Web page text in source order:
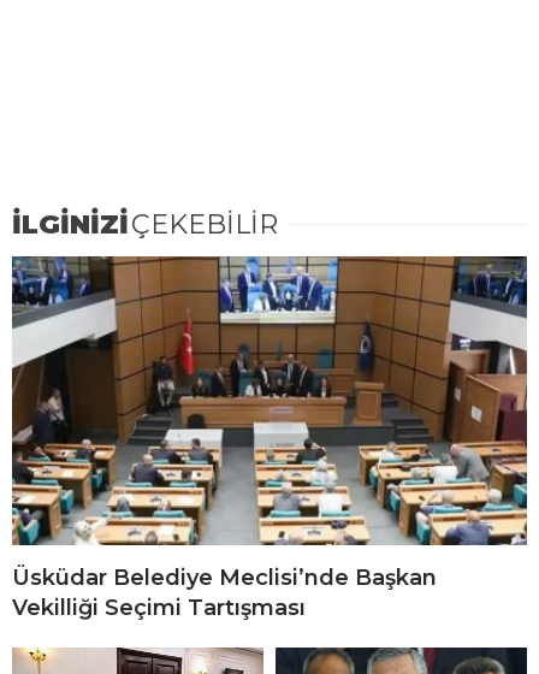
İLGİNİZİÇEKEBİLİR
Üsküdar Belediye Meclisi’nde Başkan
Vekilliği Seçimi Tartışması